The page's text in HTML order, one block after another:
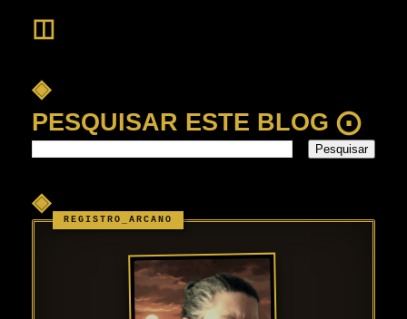
◫
◈
PESQUISAR ESTE BLOG ⨀
◈